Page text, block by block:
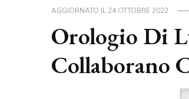
AGGIORNATO IL24 OTTOBRE 2022
Orologio Di
Collaborano